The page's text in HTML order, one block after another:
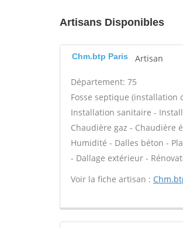
Artisans Disponibles
Chm.btp Paris Artisan
Département: 75
Fosse septique (installation
Installation sanitaire -
Chaudière gaz - Chaudière
Humidité - Dalles béton -
- Dallage extérieur -
Voir la fiche artisan :